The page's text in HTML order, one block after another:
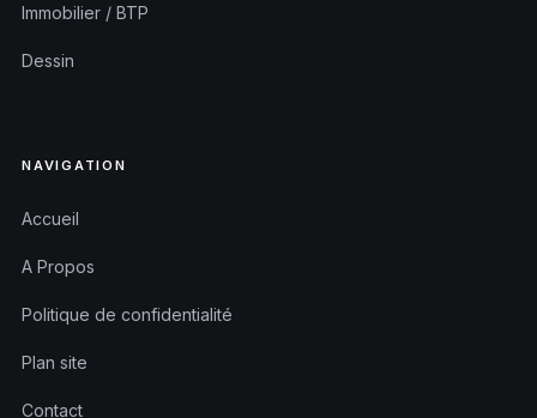
Immobilier / BTP
Dessin
NAVIGATION
Accueil
A Propos
Politique de confidentialité
Plan site
Contact